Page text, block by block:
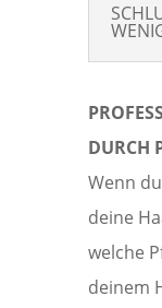
DURCH
Wenn
deine
welche
deinem